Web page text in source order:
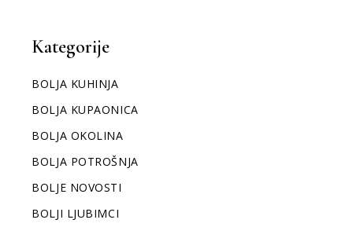
Kategorije
BOLJA KUHINJA
BOLJA KUPAONICA
BOLJA OKOLINA
BOLJA POTROŠNJA
BOLJE NOVOSTI
BOLJI LJUBIMCI